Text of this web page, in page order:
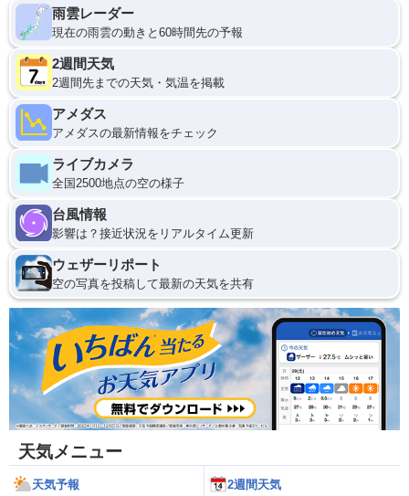
雨雲レーダー
現在の雨雲の動きと60時間先の予報
2週間天気
2週間先までの天気・気温を掲載
アメダス
アメダスの最新情報をチェック
ライブカメラ
全国2500地点の空の様子
台風情報
影響は？接近状況をリアルタイム更新
ウェザーリポート
空の写真を投稿して最新の天気を共有
天気メニュー
天気予報 2週間天気